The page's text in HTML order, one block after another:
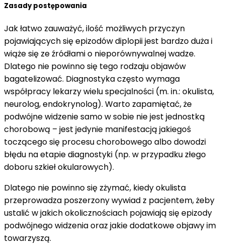
Zasady postępowania
Jak łatwo zauważyć, ilość możliwych przyczyn
pojawiających się epizodów diplopii jest bardzo duża i
wiąże się ze źródłami o nieporównywalnej wadze.
Dlatego nie powinno się tego rodzaju objawów
bagatelizować. Diagnostyka często wymaga
współpracy lekarzy wielu specjalności (m. in.: okulista,
neurolog, endokrynolog). Warto zapamiętać, że
podwójne widzenie samo w sobie nie jest jednostką
chorobową – jest jedynie manifestacją jakiegoś
toczącego się procesu chorobowego albo dowodzi
błędu na etapie diagnostyki (np. w przypadku złego
doboru szkieł okularowych).
Dlatego nie powinno się zżymać, kiedy okulista
przeprowadza poszerzony wywiad z pacjentem, żeby
ustalić w jakich okolicznościach pojawiają się epizody
podwójnego widzenia oraz jakie dodatkowe objawy im
towarzyszą.